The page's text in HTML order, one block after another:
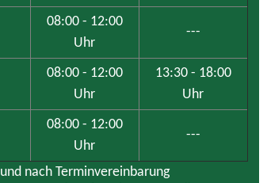
08:00 - 12:00
Uhr
---
08:00 - 12:00
Uhr
13:30 - 18:00
Uhr
08:00 - 12:00
Uhr
---
und nach Terminvereinbarung